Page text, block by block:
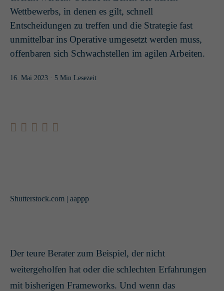
Wettbewerbs, in denen es gilt, schnell
Entscheidungen zu treffen und die Strategie fast
unmittelbar ins Operative umgesetzt werden muss,
offenbaren sich Schwachstellen im agilen Arbeiten.
16. Mai 2023 · 5 Min Lesezeit
Shutterstock.com | aappp
Der teure Berater zum Beispiel, der nicht
weitergeholfen hat oder die schlechten Erfahrungen
mit bisherigen Frameworks. Und wenn das